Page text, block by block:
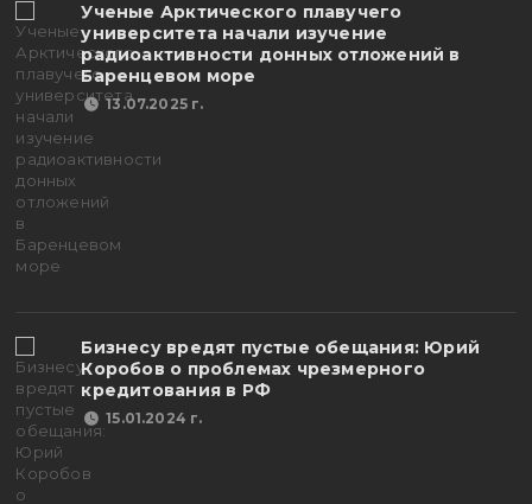
Ученые Арктического плавучего
университета начали изучение
радиоактивности донных отложений в
Баренцевом море
13.07.2025 г.
Бизнесу вредят пустые обещания: Юрий
Коробов о проблемах чрезмерного
кредитования в РФ
15.01.2024 г.